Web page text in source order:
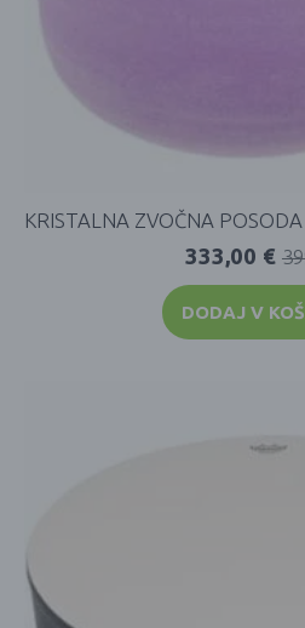
KRISTALNA ZVOČNA
333,00 €
DODAJ V